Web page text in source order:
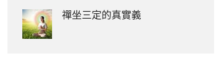
禪坐三定的真實義